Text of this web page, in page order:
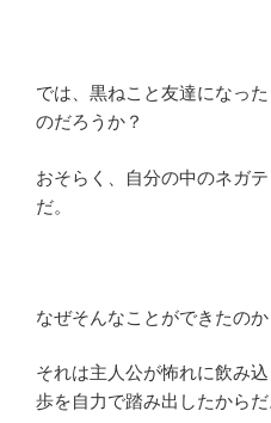
では、黒ねこと友達になっ
のだろうか？
おそらく、自分の中のネガ
だ。
なぜそんなことができたのか
それは主人公が怖れに飲み
歩を自力で踏み出したからだ